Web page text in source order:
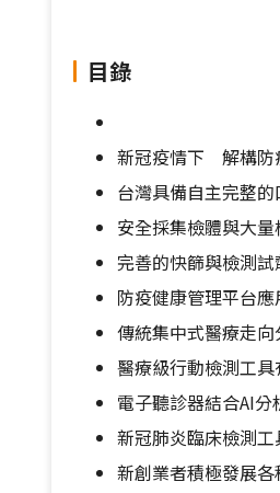
目錄
新冠疫情下 解構防
台灣具備自主完整
安全採集檢體與大
完善的快篩與檢測
防疫健康管理平台
傳統集中式醫療走
醫療級行動檢測工
電子聽診器結合AI
新冠肺炎臨床檢測
新創業者積極發展